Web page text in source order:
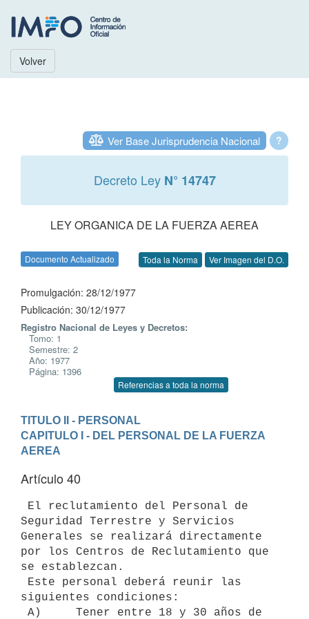
Volver
?
Ver Base Jurisprudencia Nacional
Decreto Ley N° 14747
LEY ORGANICA DE LA FUERZA AEREA
Documento Actualizado Toda la Norma Ver Imagen del D.O.
Promulgación: 28/12/1977
Publicación: 30/12/1977
Registro Nacional de Leyes y Decretos:
Tomo: 1
Semestre: 2
Año: 1977
Página: 1396
Referencias a toda la norma
TITULO II - PERSONAL
CAPITULO I - DEL PERSONAL DE LA FUERZA
AEREA
Artículo 40
Seguridad Terrestre y Servicios
Generales se realizará directamente
por los Centros de Reclutamiento que
se establezcan.
siguientes condiciones: